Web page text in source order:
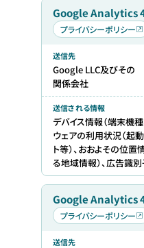
Google Analytics 4
プライバシーポリシー
送信先
Google LLC及びその
関係会社
送信される情報
デバイス情報（端末機種
ウェアの利用状況（起
ト等）、おおよその位
る地域情報）、広告識
Google Analytics 4
プライバシーポリシー
送信先